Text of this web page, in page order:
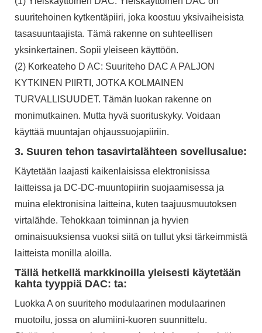
suuritehoinen kytkentäpiiri, joka koostuu yksivaiheisista
tasasuuntaajista. Tämä rakenne on suhteellisen
yksinkertainen. Sopii yleiseen käyttöön.
(2) Korkeateho D AC: Suuriteho DAC A PALJON
KYTKINEN PIIRTI, JOTKA KOLMAINEN
TURVALLISUUDET. Tämän luokan rakenne on
monimutkainen. Mutta hyvä suorituskyky. Voidaan
käyttää muuntajan ohjaussuojapiiriin.
3. Suuren tehon tasavirtalähteen sovellusalue:
Käytetään laajasti kaikenlaisissa elektronisissa
laitteissa ja DC-DC-muuntopiirin suojaamisessa ja
muina elektronisina laitteina, kuten taajuusmuutoksen
virtalähde. Tehokkaan toiminnan ja hyvien
ominaisuuksiensa vuoksi siitä on tullut yksi tärkeimmistä
laitteista monilla aloilla.
Tällä hetkellä markkinoilla yleisesti käytetään
kahta tyyppiä DAC: ta:
Luokka A on suuriteho modulaarinen modulaarinen
muotoilu, jossa on alumiini-kuoren suunnittelu.